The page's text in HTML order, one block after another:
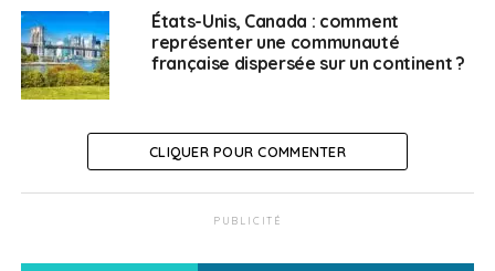
NE RATEZ PAS
EURES accompagne le 25 mars les chercheurs
d’emploi en Allemagne
Weena Truscelli
États-Unis, Canada : comment
représenter une communauté
française dispersée sur un continent ?
CLIQUER POUR COMMENTER
PUBLICITÉ